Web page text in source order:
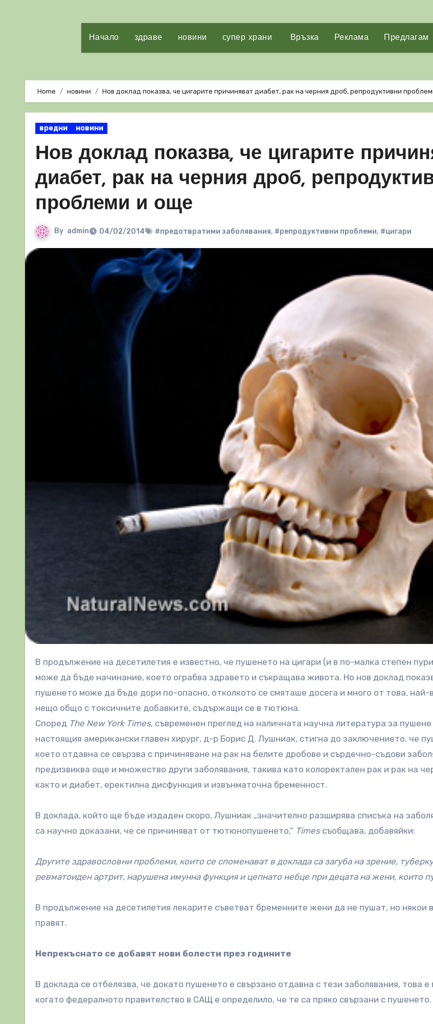
Начало здраве новини супер храни Връзка Реклама Предлагам
Home новини Нов доклад показва, че цигарите причиняват диабет, рак на черния дроб, репродуктивни
вредни новини
Нов доклад показва, че цигарите
диабет, рак на черния дроб,
проблеми и още
By admin 04/02/2014 #предотвратими заболявания, #репродуктивни проблеми, #цигари
В продължение на десетилетия е известно, че пушенето на цигари (и в по-малка степен пури и лули)
може да бъде начинание, което ограбва здравето и съкращава живота. Но нов доклад
пушенето може да бъде дори по-опасно, отколкото се смяташе досега и много от това, най-
нещо общо с токсичните добавките, съдържащи се в тютюна.
Според The New York Times, съвременен преглед на наличната научна литература за пушене
настоящия американски главен хирург, д-р Борис Д. Лушниак, стигна до заключението, че
което отдавна се свързва с причиняване на рак на белите дробове и сърдечно-съдови
предизвиква още и множество други заболявания, такива като колоректален рак и рак на
както и диабет, еректилна дисфункция и извънматочна бременност.
В доклада, който ще бъде издаден скоро, Лушниак „значително разширява списъка на
са научно доказани, че се причиняват от тютюнопушенето,“ Timesсъобщава, добавяйки:
Другите здравословни проблеми, които се споменават в доклада са загуба на зрение,
ревматоиден артрит, нарушена имунна функция и цепнато небце при децата на жени, които
В продължение на десетилетия лекарите съветват бременните жени да не пушат, но някои
правят.
Непрекъснато се добавят нови болести през годините
В доклада се отбелязва, че докато пушенето е свързано отдавна с тези заболявания, това е
когато федералното правителство в САЩ е определило, че те са пряко свързани с пушенето.